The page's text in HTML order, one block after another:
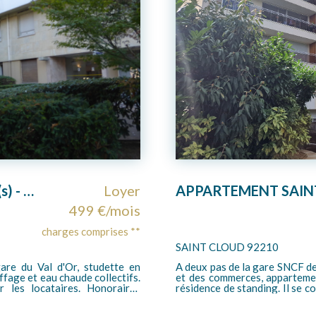
APPARTEMENT SAINT-CLOUD - 4 pièces- 106.78 m2
Loyer
2 298 €/mois
charges comprises **
La Défense/Saint Lazare)
situé au 1er étage d'une
d'un séjour très lumineux
PARIS 75016
AVENUE GEORGES MANDEL -
de très haut standing avec
pièces meublé de 64 m² en très bon état comprenant une entrée avec